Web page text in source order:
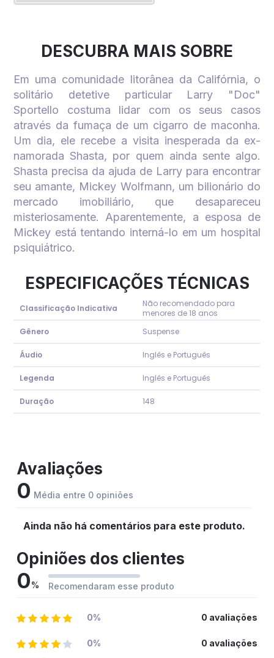
DESCUBRA MAIS SOBRE
Em uma comunidade litorânea da Califórnia, o
solitário detetive particular Larry "Doc"
Sportello costuma lidar com os seus casos
através da fumaça de um cigarro de maconha.
Um dia, ele recebe a visita inesperada da ex-
namorada Shasta, por quem ainda sente algo.
Shasta precisa da ajuda de Larry para encontrar
seu amante, Mickey Wolfmann, um bilionário do
mercado imobiliário, que desapareceu
misteriosamente. Aparentemente, a esposa de
Mickey está tentando interná-lo em um hospital
psiquiátrico.
ESPECIFICAÇÕES TÉCNICAS
Classificação Indicativa
Não recomendado para
menores de 18 anos
Gênero
Suspense
Áudio Inglês e Português
Legenda Inglês e Português
Duração 148
Avaliações
0 Média entre 0 opiniões
Ainda não há comentários para este produto.
Opiniões dos clientes
0% Recomendaram esse produto
0% 0 avaliações
0% 0 avaliações